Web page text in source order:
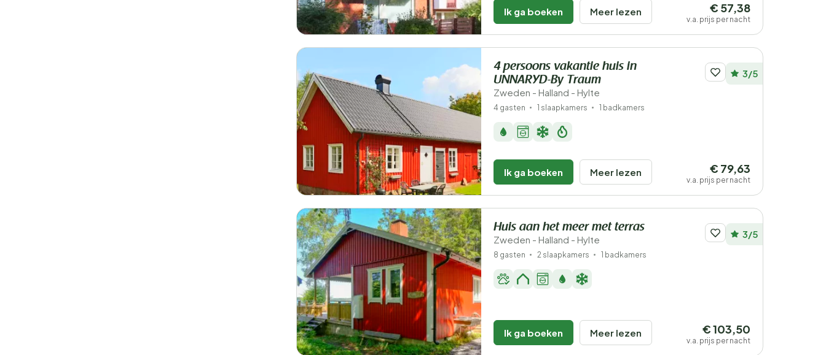
Ik ga boeken Meer lezen € 57,38
v.a. prijs per nacht
4 persoons vakantie huis in
UNNARYD-By Traum
Zweden - Halland - Hylte
3/5
4 gasten 1 slaapkamers 1 badkamers
Ik ga boeken Meer lezen € 79,63
v.a. prijs per nacht
Huis aan het meer met terras
Zweden - Halland - Hylte 3/5
8 gasten 2 slaapkamers 1 badkamers
Ik ga boeken Meer lezen € 103,50
v.a. prijs per nacht